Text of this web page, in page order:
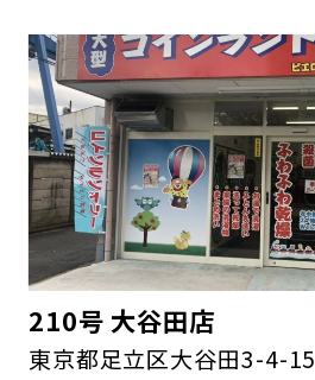
210号 大谷田店
東京都足立区大谷田3-4-15